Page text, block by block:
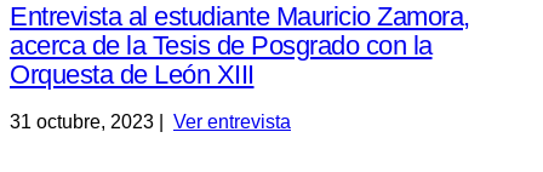
Entrevista al estudiante Mauricio Zamora,
acerca de la Tesis de Posgrado con la
Orquesta de León XIII
31 octubre, 2023 | Ver entrevista